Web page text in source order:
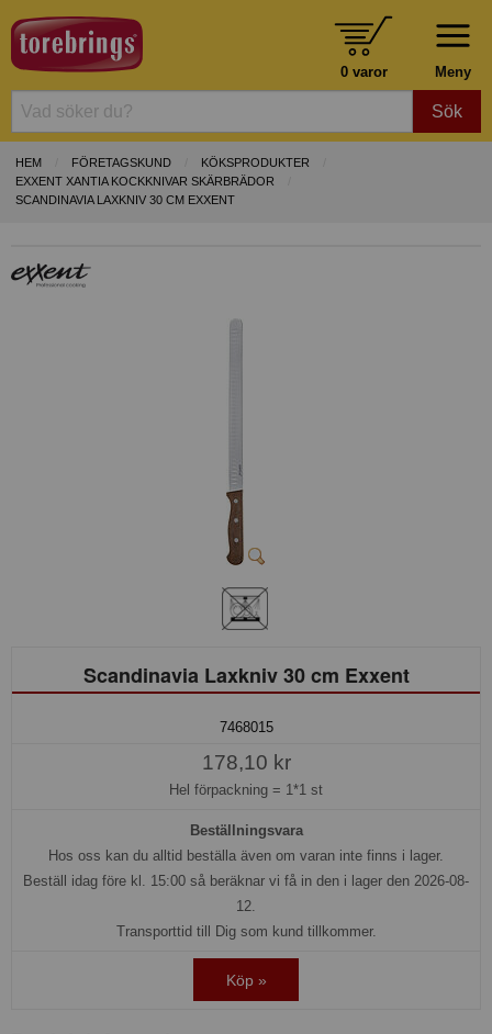
Meny
0 varor
Sök
HEM FÖRETAGSKUND
KÖKSPRODUKTER
EXXENT XANTIA KOCKKNIVAR SKÄRBRÄDOR
SCANDINAVIA LAXKNIV 30 CM EXXENT
Scandinavia Laxkniv 30 cm Exxent
7468015
178,10 kr
Hel förpackning = 1*1 st
Beställningsvara
Hos oss kan du alltid beställa även om varan inte finns i lager.
Beställ idag före kl. 15:00 så beräknar vi få in den i lager den 2026-08-
12.
Transporttid till Dig som kund tillkommer.
Köp »